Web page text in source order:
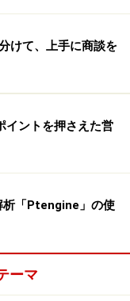
ことです。
りません。「リー
種類の質問を、
ード質問」を
ついてトラブルに
心配は無いほうが
かノーかなど短く
けて、上手に商談を
イントを押さえた営
析「Ptengine」の使
ーマ